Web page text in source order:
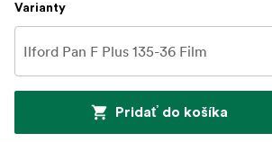
Varianty
Pridať do košíka